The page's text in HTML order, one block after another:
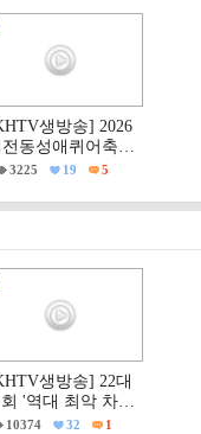
생방송] 2026
동성애퀴어축제
2026 거룩한방파제
대회' 현장
3225 19 5
생방송] 22대
'역대 최악 차별
법' 반대 거룩한방
10374 32 1